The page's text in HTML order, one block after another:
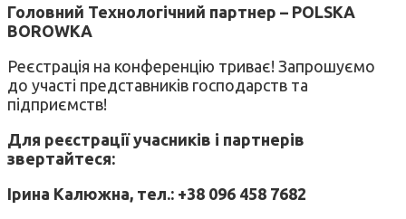
Головний Технологічний партнер – POLSKA
BOROWKA
Реєстрація на конференцію триває! Запрошуємо
до участі представників господарств та
підприємств!
Для реєстрації учасників і партнерів
звертайтеся:
Ірина Калюжна, тел.: +38 096 458 7682